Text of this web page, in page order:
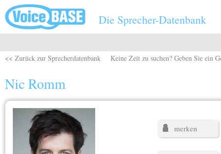
Direkt zum Inhalt
Die Sprecher-Datenbank
<< Zurück zur Sprecherdatenbank Keine Zeit zu suchen? Geben Sie ein
Nic Romm
merken